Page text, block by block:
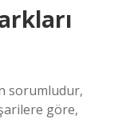
sorumludur,
göre,